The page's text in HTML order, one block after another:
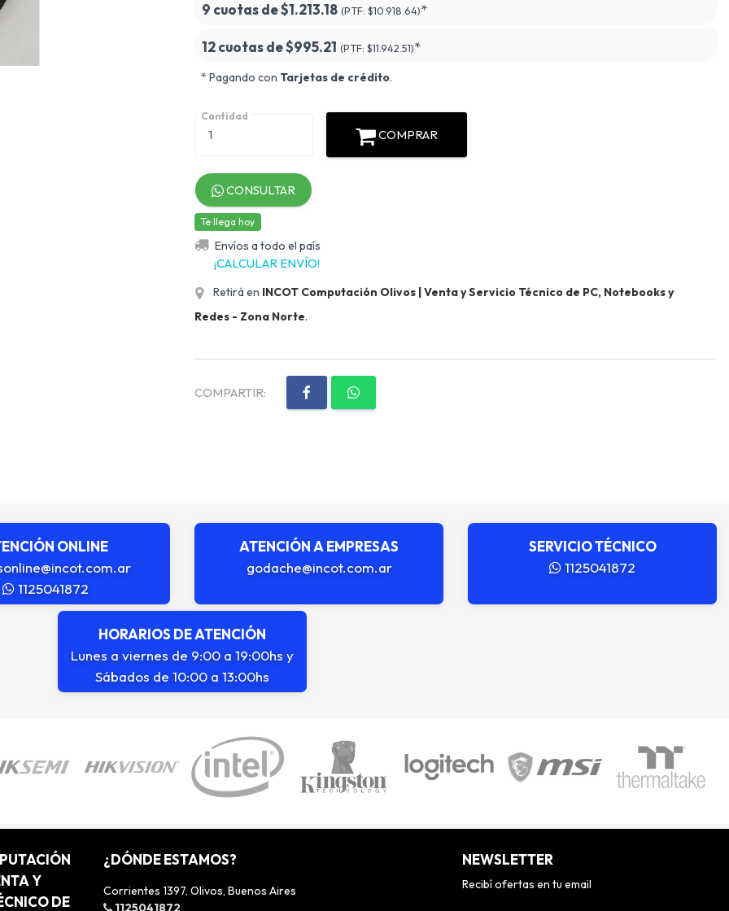
9 cuotas de$1.213.18 (PTF: $10.918.64)*
12 cuotas de$995.21 (PTF: $11.942.51)*
* Pagando con Tarjetas de crédito.
Cantidad
COMPRAR
CONSULTAR
Te llega hoy
Envíos a todo el país
¡CALCULAR ENVÍO!
Retirá en INCOT Computación Olivos | Venta y Servicio Técnico de PC, Notebooks y
Redes - Zona Norte.
COMPARTIR:
ONLINE
1125041872
ATENCIÓN A EMPRESAS
godache@incot.com.ar
SERVICIO TÉCNICO
1125041872
HORARIOS DE ATENCIÓN
Lunes a viernes de 9:00 a 19:00hs y
Sábados de 10:00 a 13:00hs
Y
DE
¿DÓNDE ESTAMOS?
Corrientes 1397, Olivos, Buenos Aires
1125041872
NEWSLETTER
Recibí ofertas en tu email